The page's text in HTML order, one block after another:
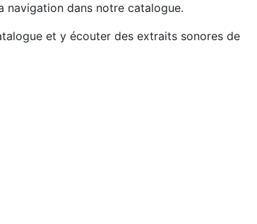
dans notre catalogue.
et y écouter des extraits sonores de